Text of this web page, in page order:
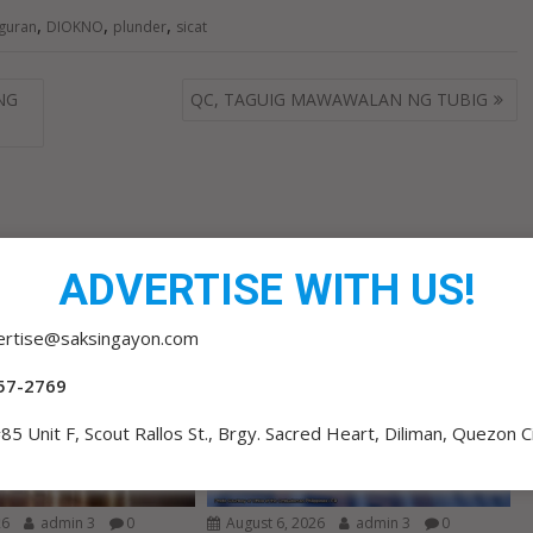
, DIOKNO, plunder, sicat
QC, TAGUIG MAWAWALAN NG TUBIG
admin 3 0 August 6, 2026 admin 3 0
ADVERTISE WITH US!
2769
Unit F, Scout Rallos St., Brgy. Sacred Heart, Diliman, Quezon